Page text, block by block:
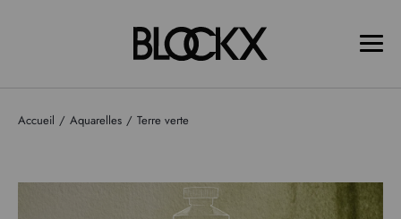
Accueil Aquarelles Terre verte